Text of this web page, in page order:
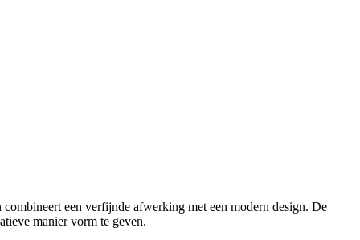
een verfijnde afwerking met een modern design. De
manier vorm te geven.